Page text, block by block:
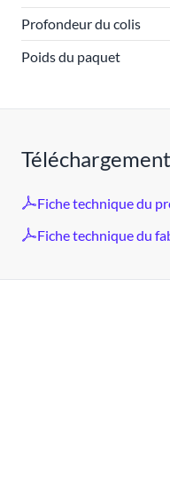
Profondeur du colis
Poids du paquet
Fiche technique du
Fiche technique du